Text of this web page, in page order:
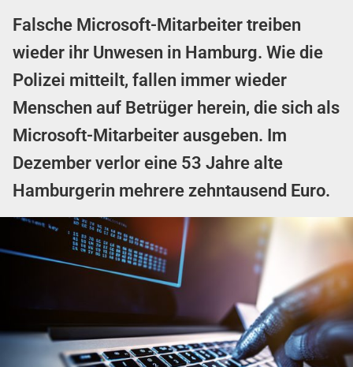
Falsche Microsoft-Mitarbeiter treiben
wieder ihr Unwesen in Hamburg. Wie die
Polizei mitteilt, fallen immer wieder
Menschen auf Betrüger herein, die sich als
Microsoft-Mitarbeiter ausgeben. Im
Dezember verlor eine 53 Jahre alte
Hamburgerin mehrere zehntausend Euro.